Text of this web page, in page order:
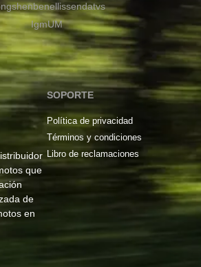
benellissendatvs
IgmUM
que
de
en
SOPORTE
Política de privacidad
Términos y condiciones
Libro de reclamaciones